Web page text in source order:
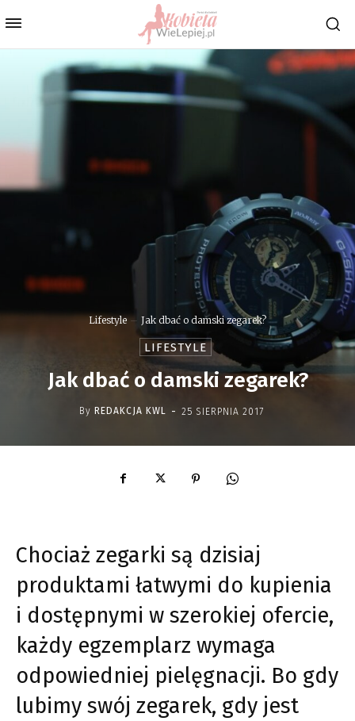
Lifestyle Jak dbać o damski zegarek?
LIFESTYLE
Jak dbać o damski zegarek?
By REDAKCJA KWL - 25 SIERPNIA 2017
Chociaż zegarki są dzisiaj
produktami łatwymi do kupienia
i dostępnymi w szerokiej ofercie,
każdy egzemplarz wymaga
odpowiedniej pielęgnacji. Bo gdy
lubimy swój zegarek, gdy jest